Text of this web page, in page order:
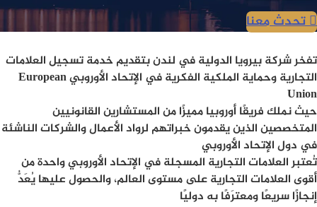
تحدث معنا
تفخر شركة بيرويا الدولية في لندن بتقديم خدمة تسجيل العلامات
التجارية وحماية الملكية الفكرية في الإتحاد الأوروبيEuropean
Union
حيث نملك فريقًا أوروبيا مميزًا من المستشارين القانونيين
المتخصصين الذين يقدمون خبراتهم لرواد الأعمال والشركات الناشئة
في دول الإتحاد الأوروبي
تُعتبر العلامات التجارية المسجلة في الإتحاد الأوروبي واحدة من
أقوى العلامات التجارية على مستوى العالم، والحصول عليها يُعَدُّ
إنجازًا سريعًا ومعترَفًا به دوليًا